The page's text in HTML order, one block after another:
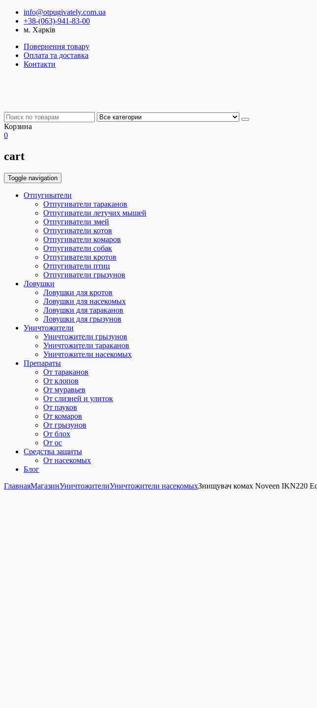
info@otpugivately.com.ua
+38-(063)-941-83-00
м. Харків
Повернення товару
Оплата та доставка
Контакти
Корзина
0
cart
Toggle navigation
Отпугиватели
Отпугиватели тараканов
Отпугиватели летучих мышей
Отпугиватели змей
Отпугиватели котов
Отпугиватели комаров
Отпугиватели собак
Отпугиватели кротов
Отпугиватели птиц
Отпугиватели грызунов
Ловушки
Ловушки для кротов
Ловушки для насекомых
Ловушки для тараканов
Ловушки для грызунов
Уничтожители
Уничтожители грызунов
Уничтожители тараканов
Уничтожители насекомых
Препараты
От тараканов
От клопов
От муравьев
От слизней и улиток
От пауков
От комаров
От грызунов
От блох
От ос
Средства защиты
От насекомых
Блог
ГлавнаяМагазинУничтожителиУничтожители насекомыхЗнищувач комах Noveen IKN220